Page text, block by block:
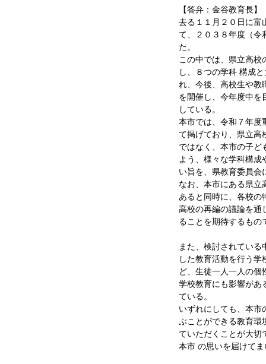
【答弁：金谷教育長】
去る１１月２０日に富
て、２０３８年度（令
た。
この中では、県立高校
し、８つの学科 構成
れ、今後、高校生や教
を開催し、今年度中を
している。
本市では、令和７年度
て掲げており、県立高
ではなく、本市の子ど
よう、様々な学科構成
い旨を、県教育委員会
なお、本市にある県立
あると同時に、各校の
高校の再編の議論を通
ることを期待するもの
また、検討されている
した教育活動を行う
ど、生徒一人一人の個
学校教育にも影響があ
ている。
いずれにしても、本市
ぶことができる教育環
ていただくことが大切
本市 の思いを届けて